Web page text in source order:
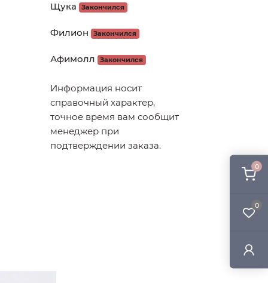
0
0
Щука Закончился
Филион Закончился
Афимолл Закончился
Информация носит
справочный характер,
точное время вам сообщит
менеджер при
подтверждении заказа.